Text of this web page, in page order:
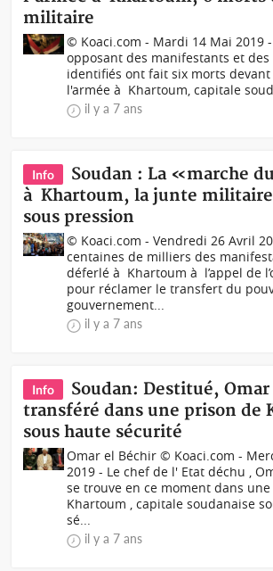
militaire
© Koaci.com - Mardi 14 Mai 2019
opposant des manifestants et
identifiés ont fait six morts devant
l'armée à Khartoum, capitale
il y a 7 ans
Info
Soudan : La «marche
à Khartoum, la junte
sous pression
© Koaci.com - Vendredi 26 Avril
centaines de milliers des
déferlé à Khartoum à l’appel de
pour réclamer le transfert du
gouvernement...
il y a 7 ans
Info
Soudan: Destitué,
transféré dans une prison de
sous haute sécurité
Omar el Béchir © Koaci.com -
2019 - Le chef de l' Etat déchu ,
se trouve en ce moment dans
Khartoum , capitale soudanaise
sé...
il y a 7 ans